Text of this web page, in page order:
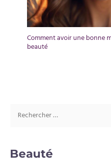
Comment avoir une bonne
beauté
h
Beauté